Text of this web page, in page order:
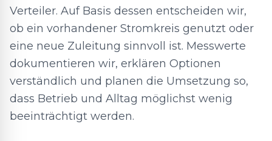
Verteiler. Auf Basis dessen entscheiden wir,
ob ein vorhandener Stromkreis genutzt oder
eine neue Zuleitung sinnvoll ist. Messwerte
dokumentieren wir, erklären Optionen
verständlich und planen die Umsetzung so,
dass Betrieb und Alltag möglichst wenig
beeinträchtigt werden.